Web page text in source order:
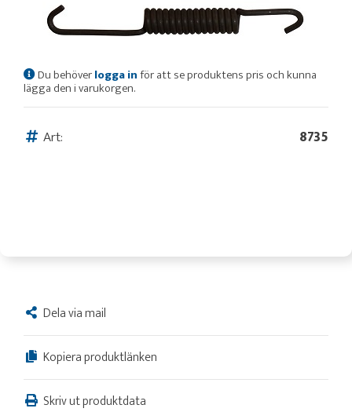
Du behöverlogga inför att se produktens pris och kunna
lägga den i varukorgen.
Art: 8735
Dela via mail
Kopiera produktlänken
Skriv ut produktdata